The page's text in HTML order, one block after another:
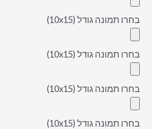
בחרו תמונה גודל (10x15)
בחרו תמונה גודל (10x15)
בחרו תמונה גודל (10x15)
בחרו תמונה גודל (10x15)